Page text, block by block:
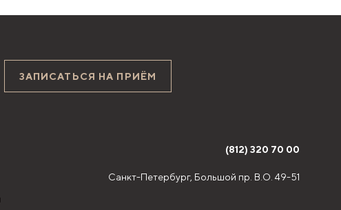
ЗАПИСАТЬСЯ НА ПРИЁМ
(812) 320 70 00
Санкт-Петербург, Большой пр. В.О. 49-51